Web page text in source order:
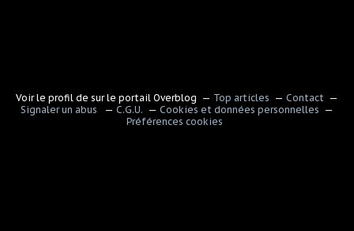
Voir le profil de sur le portail Overblog Top articles
Contact
Signaler un abus
C.G.U.
Cookies et données personnelles
Préférences cookies